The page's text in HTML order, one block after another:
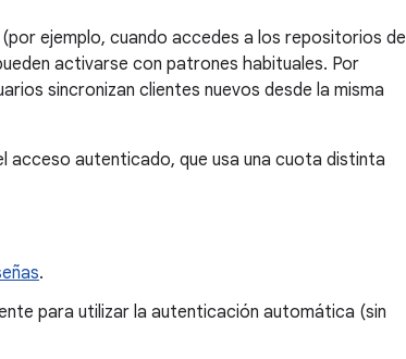
ejemplo, cuando accedes a los repositorios de
activarse con patrones habituales. Por
sincronizan clientes nuevos desde la misma
acceso autenticado, que usa una cuota distinta
.
para utilizar la autenticación automática (sin